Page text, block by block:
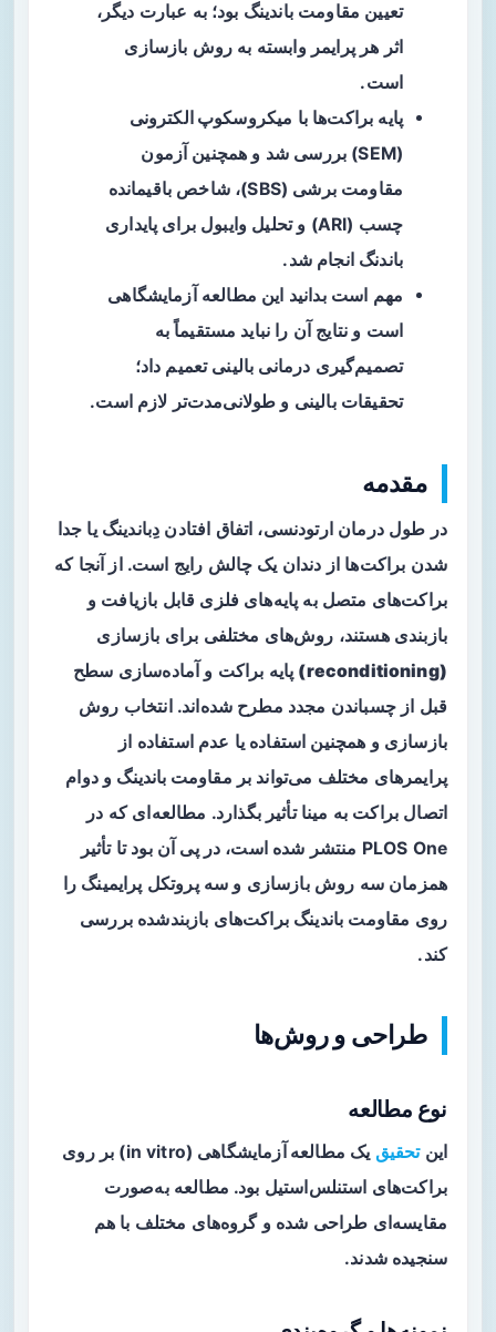
تعیین مقاومت باندینگ بود؛ به عبارت دیگر،
اثر هر پرایمر وابسته به روش بازسازی
است.
پایه براکت‌ها با میکروسکوپ الکترونی
(SEM) بررسی شد و همچنین آزمون
مقاومت برشی (SBS)، شاخص باقیمانده
چسب (ARI) و تحلیل
وایبول برای پایداری
باندنگ انجام شد.
مهم است بدانید این مطالعه آزمایشگاهی
است و نتایج آن را نباید مستقیماً به
تصمیم‌گیری درمانی بالینی تعمیم داد؛
تحقیقات بالینی و طولانی‌مدت‌تر لازم است.
مقدمه
در طول درمان ارتودنسی، اتفاق افتادن دِباندینگ یا جدا
شدن براکت‌ها از دندان یک چالش رایج است. از آنجا که
براکت‌های متصل به پایه‌های فلزی قابل بازیافت و
بازبندی هستند، روش‌های مختلفی برای بازسازی
(reconditioning)
پایه براکت و آماده‌سازی سطح
قبل از چسباندن مجدد مطرح شده‌اند. انتخاب روش
بازسازی و همچنین استفاده یا عدم استفاده از
پرایمرهای مختلف می‌تواند بر مقاومت باندینگ و دوام
اتصال براکت به مینا تأثیر بگذارد. مطالعه‌ای که در
PLOS One منتشر شده است، در پی آن بود تا تأثیر
همزمان سه روش بازسازی و سه پروتکل پرایمینگ را
روی مقاومت باندینگ براکت‌های بازبندشده بررسی
کند.
طراحی و روش‌ها
نوع مطالعه
اینتحقیق یک مطالعه آزمایشگاهی
(in vitro) بر روی
براکت‌های استنلس‌استیل بود. مطالعه به‌صورت
مقایسه‌ای طراحی شده و گروه‌های مختلف با هم
سنجیده شدند.